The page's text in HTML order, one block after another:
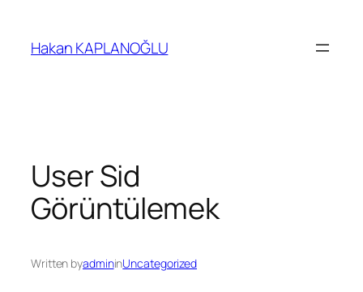
Hakan KAPLANOĞLU
User Sid
Görüntülemek
Written byadmininUncategorized